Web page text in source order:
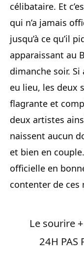
célibataire. Et
qui n’a jamais
jusqu’à ce qu’il
apparaissant au
dimanche soir. Si
eu lieu, les deux
flagrante et
deux artistes
naissent aucun
et bien en
officielle en
contenter de ces
Le sourire
24H PAS